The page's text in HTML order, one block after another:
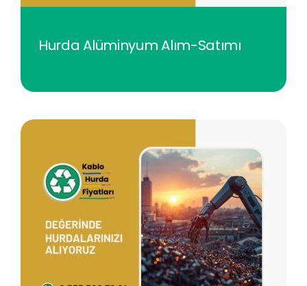
Hurda Alüminyum Alım-Satımı